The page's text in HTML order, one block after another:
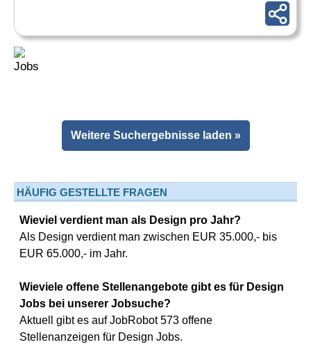
Weitere Suchergebnisse laden »
HÄUFIG GESTELLTE FRAGEN
Wieviel verdient man als Design pro Jahr?
Als Design verdient man zwischen EUR 35.000,- bis
EUR 65.000,- im Jahr.
Wieviele offene Stellenangebote gibt es für Design
Jobs bei unserer Jobsuche?
Aktuell gibt es auf JobRobot 573 offene
Stellenanzeigen für Design Jobs.